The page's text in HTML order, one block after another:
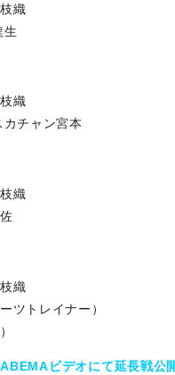
織
織
チャン宮本
織
織
トレイナー）
ABEMAビデオにて延長戦公